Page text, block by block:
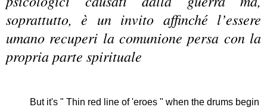
soprattutto, è un invito affinché l’essere
umano recuperi la comunione persa con la
propria parte spirituale
But it's " Thin red line of 'eroes " when the drums begin